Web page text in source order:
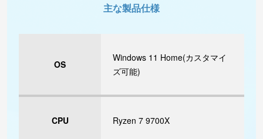
主な製品仕様
OS
Windows 11 Home(カスタマイ
ズ可能)
CPU Ryzen 7 9700X